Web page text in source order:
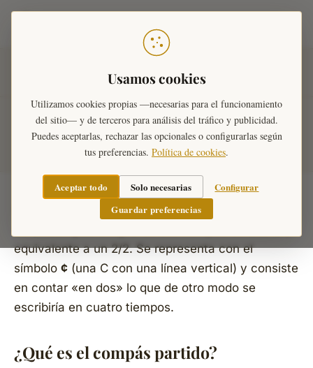
Usamos cookies
Utilizamos cookies propias —necesarias para el funcionamiento
del sitio— y de terceros para análisis del tráfico y publicidad.
Puedes aceptarlas, rechazar las opcionales o configurarlas según
tus preferencias. Política de cookies.
Aceptar todo Solo necesarias
Configurar
Guardar preferencias
El compás partido (alla breve)
compás partido—también llamado
equivalente a un 2/2. Se representa con el
símbolo ¢ (una C con una línea vertical) y consiste
en contar «en dos» lo que de otro modo se
escribiría en cuatro tiempos.
¿Qué es el compás partido?